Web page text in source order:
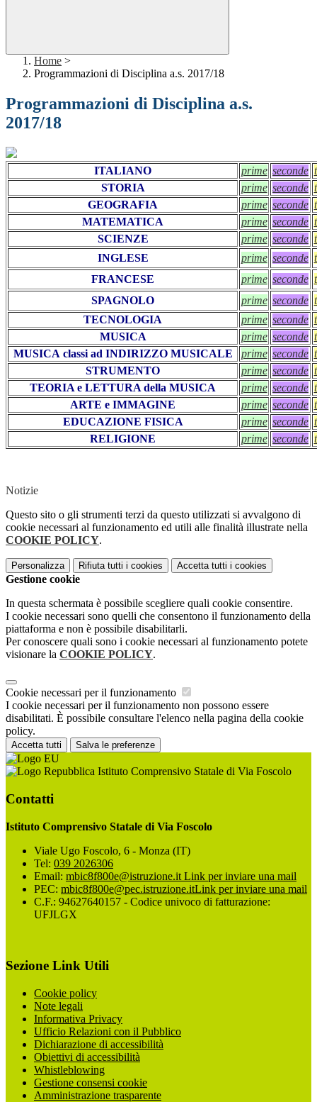
Home >
Programmazioni di Disciplina a.s. 2017/18
Programmazioni di Disciplina a.s.
2017/18
ITALIANO prime seconde
STORIA
prime seconde
GEOGRAFIA
prime seconde
MATEMATICA
prime seconde
SCIENZE
prime seconde
INGLESE
prime seconde
FRANCESE
prime seconde
SPAGNOLO
prime seconde
TECNOLOGIA
prime seconde
MUSICA
prime seconde
MUSICA classi ad INDIRIZZO MUSICALE
prime seconde
STRUMENTO
prime seconde
TEORIA e LETTURA della MUSICA
prime seconde
ARTE e IMMAGINE
prime seconde
EDUCAZIONE FISICA
prime seconde
RELIGIONE
prime seconde
Notizie
Questo sito o gli strumenti terzi da questo utilizzati si avvalgono di
cookie necessari al funzionamento ed utili alle finalità illustrate nella
COOKIE POLICY.
Personalizza Rifiuta tutti i cookies Accetta tutti i cookies
Gestione cookie
In questa schermata è possibile scegliere quali cookie consentire.
I cookie necessari sono quelli che consentono il funzionamento della
piattaforma e non è possibile disabilitarli.
Per conoscere quali sono i cookie necessari al funzionamento potete
visionare la COOKIE POLICY.
Cookie necessari per il funzionamento
I cookie necessari per il funzionamento non possono essere
disabilitati. È possibile consultare l'elenco nella pagina della cookie
policy.
Accetta tutti Salva le preferenze
Istituto Comprensivo Statale di Via Foscolo
Contatti
Istituto Comprensivo Statale di Via Foscolo
Viale Ugo Foscolo, 6 - Monza (IT)
Tel: 039 2026306
Email: mbic8f800e@istruzione.it Link per inviare una mail
PEC: mbic8f800e@pec.istruzione.itLink per inviare una mail
C.F.: 94627640157 - Codice univoco di fatturazione:
UFJLGX
Sezione Link Utili
Cookie policy
Note legali
Informativa Privacy
Ufficio Relazioni con il Pubblico
Dichiarazione di accessibilità
Obiettivi di accessibilità
Whistleblowing
Gestione consensi cookie
Amministrazione trasparente